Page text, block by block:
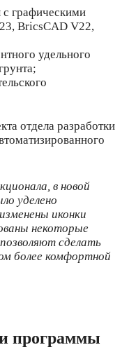
с графическими
BricsCAD V22,
удельного
отдела разработки
в новой
уделено
иконки
некоторые
сделать
более комфортной
программы